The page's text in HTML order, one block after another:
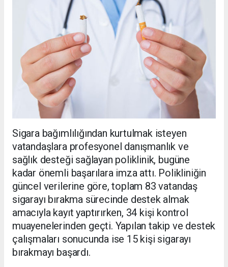
Sigara bağımlılığından kurtulmak isteyen
vatandaşlara profesyonel danışmanlık ve
sağlık desteği sağlayan poliklinik, bugüne
kadar önemli başarılara imza attı. Polikliniğin
güncel verilerine göre, toplam 83 vatandaş
sigarayı bırakma sürecinde destek almak
amacıyla kayıt yaptırırken, 34 kişi kontrol
muayenelerinden geçti. Yapılan takip ve destek
çalışmaları sonucunda ise 15 kişi sigarayı
bırakmayı başardı.